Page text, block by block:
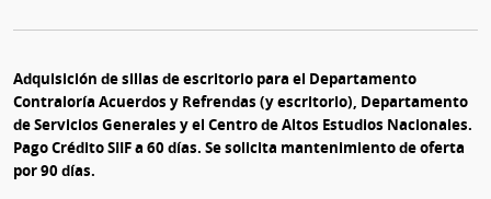
Adquisición de sillas de escritorio para el Departamento
Contraloría Acuerdos y Refrendas (y escritorio), Departamento
de Servicios Generales y el Centro de Altos Estudios Nacionales.
Pago Crédito SIIF a 60 días. Se solicita mantenimiento de oferta
por 90 días.